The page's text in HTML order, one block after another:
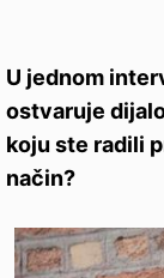
U jednom
ostvaruje
koju ste radili
način?